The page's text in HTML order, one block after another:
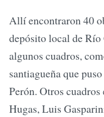
Allí encontraron 40
depósito local de
algunos cuadros,
santiagueña que
Perón. Otros
Hugas, Luis